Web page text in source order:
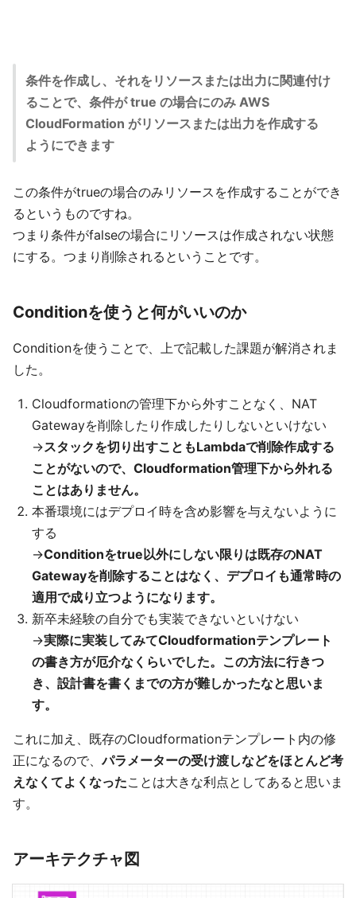
条件を作成し、それをリソースまたは出力に関連付け
ることで、条件が true の場合にのみ AWS
CloudFormation がリソースまたは出力を作成する
ようにできます
この条件がtrueの場合のみリソースを作成することができ
るというものですね。
つまり条件がfalseの場合にリソースは作成されない状態
にする。つまり削除されるということです。
Conditionを使うと何がいいのか
Conditionを使うことで、上で記載した課題が解消されま
した。
Cloudformationの管理下から外すことなく、NAT
Gatewayを削除したり作成したりしないといけない
→スタックを切り出すこともLambdaで削除作成する
ことがないので、Cloudformation管理下から外れる
ことはありません。
本番環境にはデプロイ時を含め影響を与えないように
する
→Conditionをtrue以外にしない限りは既存のNAT
Gatewayを削除することはなく、デプロイも通常時の
適用で成り立つようになります。
新卒未経験の自分でも実装できないといけない
→実際に実装してみてCloudformationテンプレート
の書き方が厄介なくらいでした。この方法に行きつ
き、設計書を書くまでの方が難しかったなと思いま
す。
これに加え、既存のCloudformationテンプレート内の修
正になるので、パラメーターの受け渡しなどをほとんど考
えなくてよくなったことは大きな利点としてあると思いま
す。
アーキテクチャ図